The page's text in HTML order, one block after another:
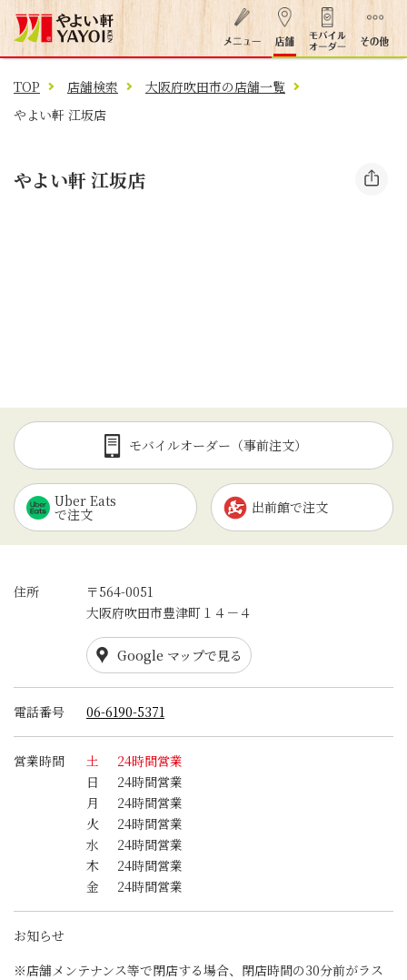
TOP 店舗検索
大阪府吹田市の店舗一覧
やよい軒 江坂店
やよい軒 江坂店
モバイルオーダー（事前注文）
Uber Eats
で注文 出前館で注文
住所
〒564-0051
大阪府吹田市豊津町１４－４
Google マップで見る
電話番号 06-6190-5371
営業時間 土
24時間営業
日
24時間営業
月
24時間営業
火
24時間営業
水
24時間営業
木
24時間営業
金
24時間営業
お知らせ
※店舗メンテナンス等で閉店する場合、閉店時間の30分前がラス